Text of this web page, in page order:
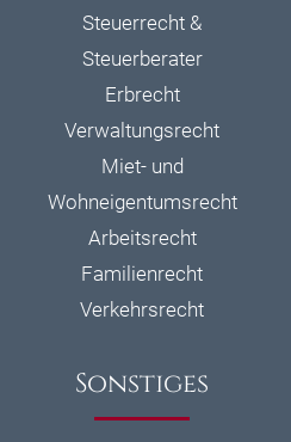
Steuerrecht &
Steuerberater
Erbrecht
Verwaltungsrecht
Miet- und
Wohneigentumsrecht
Arbeitsrecht
Familienrecht
Verkehrsrecht
Sonstiges